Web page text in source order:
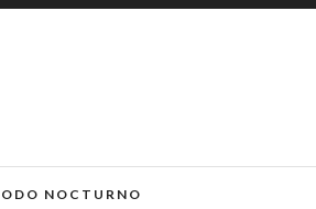
NOCTURNO